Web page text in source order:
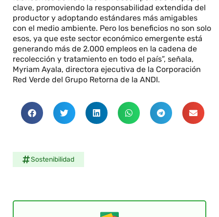
clave, promoviendo la responsabilidad extendida del
productor y adoptando estándares más amigables
con el medio ambiente. Pero los beneficios no son solo
esos, ya que este sector económico emergente está
generando más de 2.000 empleos en la cadena de
recolección y tratamiento en todo el país”, señala,
Myriam Ayala, directora ejecutiva de la Corporación
Red Verde del Grupo Retorna de la ANDI.
Sostenibilidad